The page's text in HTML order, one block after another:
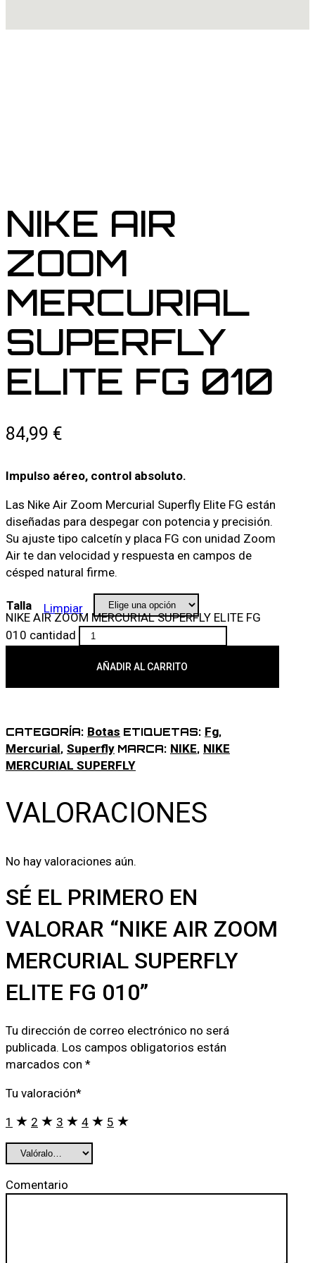
NIKE AIR
ZOOM
MERCURIAL
SUPERFLY
ELITE FG 010
84,99 €
Impulso aéreo, control absoluto.
Las Nike Air Zoom Mercurial Superfly Elite FG están
diseñadas para despegar con potencia y precisión.
Su ajuste tipo calcetín y placa FG con unidad Zoom
Air te dan velocidad y respuesta en campos de
césped natural firme.
Talla Limpiar
NIKE AIR ZOOM MERCURIAL SUPERFLY ELITE FG
010 cantidad
AÑADIR AL CARRITO
CATEGORÍA: Botas ETIQUETAS: Fg,
Mercurial, Superfly MARCA: NIKE, NIKE
MERCURIAL SUPERFLY
VALORACIONES
No hay valoraciones aún.
SÉ EL PRIMERO EN
VALORAR “NIKE AIR ZOOM
MERCURIAL SUPERFLY
ELITE FG 010”
Tu dirección de correo electrónico no será
publicada. Los campos obligatorios están
marcados con *
Tu valoración*
1 2 3 4 5
Comentario